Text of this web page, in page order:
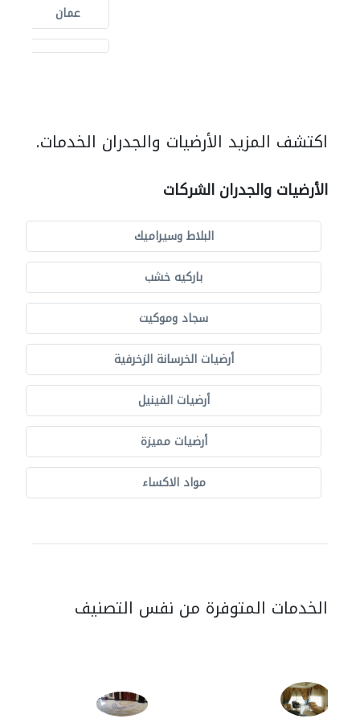
عمان
اكتشف المزيد الأرضيات والجدران الخدمات.
الأرضيات والجدران الشركات
البلاط وسيراميك
باركيه خشب
سجاد وموكيت
أرضيات الخرسانة الزخرفية
أرضيات الفينيل
أرضيات مميزة
مواد الاكساء
الخدمات المتوفرة من نفس التصنيف